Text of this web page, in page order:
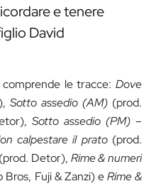
e tenere
David
le tracce: Dove
Sotto assedio (AM) (prod.
Sotto assedio (PM) –
calpestare il prato(prod.
(prod. Detor), Rime & numeri
Fuji & Zanzi) eRime &